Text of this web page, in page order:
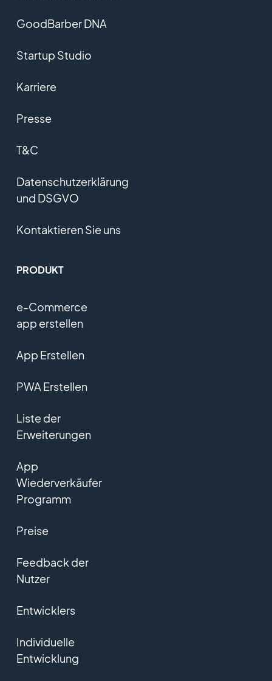
GoodBarber DNA
Startup Studio
Karriere
Presse
T&C
Datenschutzerklärung
und DSGVO
Kontaktieren Sie uns
PRODUKT
e-Commerce
app erstellen
App Erstellen
PWA Erstellen
Liste der
Erweiterungen
App
Wiederverkäufer
Programm
Preise
Feedback der
Nutzer
Entwicklers
Individuelle
Entwicklung